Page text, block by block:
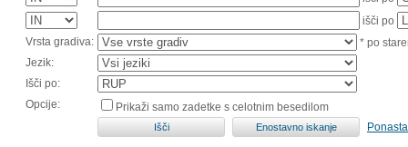
išči po
Vrsta gradiva:
* po
Jezik:
Išči po:
Opcije:
Prikaži samo zadetke s celotnim besedilom